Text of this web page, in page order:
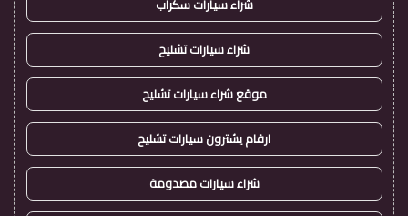
شراء سيارات سكراب
شراء سيارات تشليح
موقع شراء سيارات تشليح
ارقام يشترون سيارات تشليح
شراء سيارات مصدومة